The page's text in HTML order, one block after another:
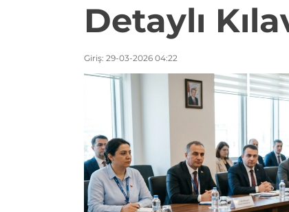
Detaylı
Giriş: 29-03-2026 04:22